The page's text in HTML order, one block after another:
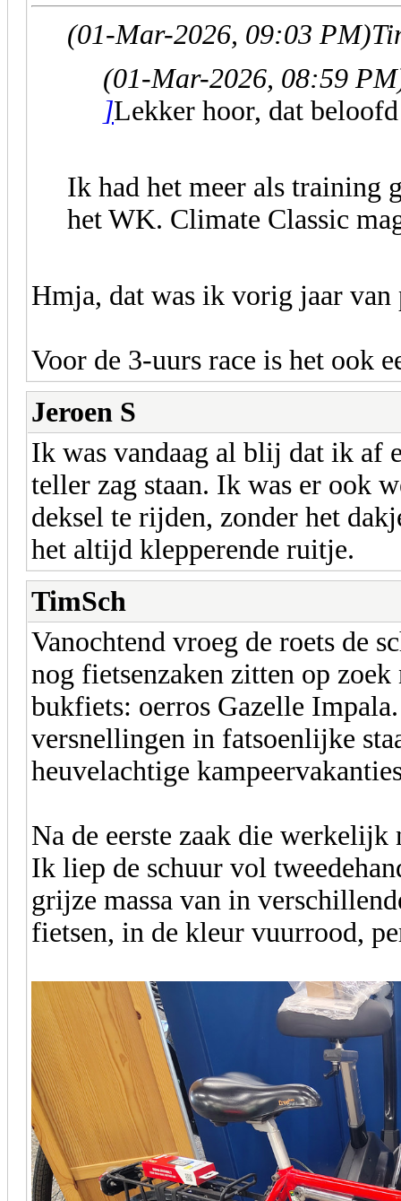
(01-Mar-2026, 09:03 PM)
(01-Mar-2026, 08:59
]Lekker hoor, dat
Ik had het meer als training
het WK. Climate Classic
Hmja, dat was ik vorig jaar
Voor de 3-uurs race is het ook
Jeroen S
Ik was vandaag al blij dat ik af
teller zag staan. Ik was er ook
deksel te rijden, zonder het
het altijd klepperende ruitje.
TimSch
Vanochtend vroeg de roets de
nog fietsenzaken zitten op
bukfiets: oerros Gazelle
versnellingen in fatsoenlijke
heuvelachtige
Na de eerste zaak die
Ik liep de schuur vol
grijze massa van in
fietsen, in de kleur vuurrood,